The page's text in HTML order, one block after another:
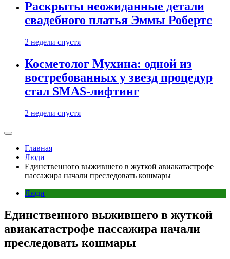
Раскрыты неожиданные детали
свадебного платья Эммы Робертс
2 недели спустя
Косметолог Мухина: одной из
востребованных у звезд процедур
стал SMAS-лифтинг
2 недели спустя
Главная
Люди
Единственного выжившего в жуткой авиакатастрофе
пассажира начали преследовать кошмары
Люди
Единственного выжившего в жуткой
авиакатастрофе пассажира начали
преследовать кошмары